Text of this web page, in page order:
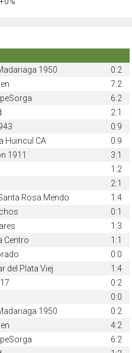
1950
0:2
7:2
6:2
2:1
0:9
Huincul CA
0:9
1911
3:1
1:2
2:1
Rosa Mendo
1:4
0:1
1:3
Centro
1:1
0:0
del Plata Viej
1:4
0:2
0:0
1950
0:2
4:2
6:2